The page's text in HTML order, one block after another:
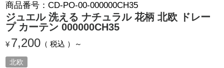
商品番号 CD-PO-00-000000CH35
ジュエル 洗える ナチュラル 花柄 北欧 ドレー
プ カーテン 000000CH35
¥ 7,200 税込
北欧